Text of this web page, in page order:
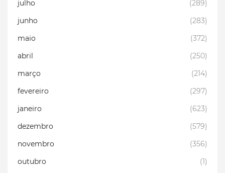
julho
(289)
junho
(283)
maio
(372)
abril
(250)
março
(214)
fevereiro
(297)
janeiro
(623)
dezembro
(579)
novembro
(356)
outubro
(1)